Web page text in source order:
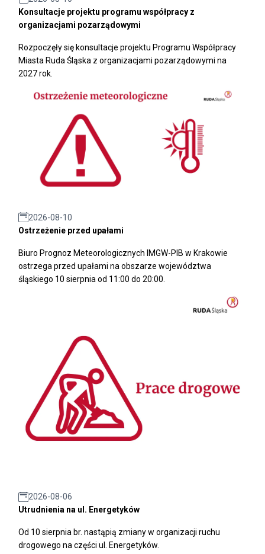
Konsultacje projektu programu współpracy z
organizacjami pozarządowymi
Rozpoczęły się konsultacje projektu Programu Współpracy
Miasta Ruda Śląska z organizacjami pozarządowymi na
2027 rok.
2026-08-10
Ostrzeżenie przed upałami
Biuro Prognoz Meteorologicznych IMGW-PIB w Krakowie
ostrzega przed upałami na obszarze województwa
śląskiego 10 sierpnia od 11:00 do 20:00.
2026-08-06
Utrudnienia na ul. Energetyków
Od 10 sierpnia br. nastąpią zmiany w organizacji ruchu
drogowego na części ul. Energetyków.